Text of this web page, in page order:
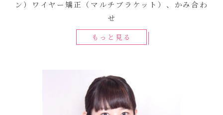
ン）ワイヤー矯正（マルチブラケット）、かみ合わ
せ
もっと見る